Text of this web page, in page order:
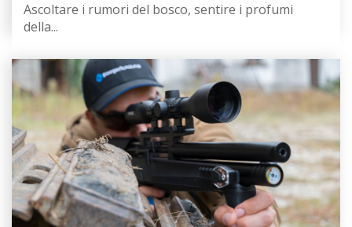
Ascoltare i rumori del bosco, sentire i profumi
della...